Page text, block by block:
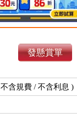
發懸賞單
不含規費 /不含利息 )